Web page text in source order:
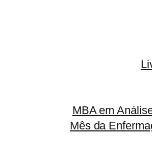
MBA em
Mês da